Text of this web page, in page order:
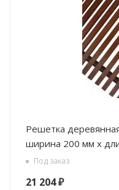
Решетка деревянная, цвет тёмное дерево РРД,
ширина 200 мм х
Под заказ
21 204₽